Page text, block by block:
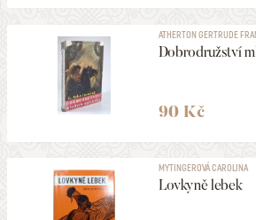
ATHERTON GERTRUDE
Dobrodružství
90 Kč
MYTINGEROVÁ CAROLINA
Lovkyně lebek